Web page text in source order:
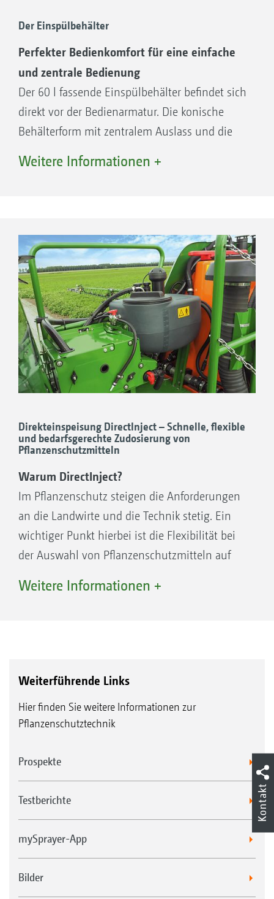
Der Einspülbehälter
Perfekter Bedienkomfort für eine einfache
und zentrale Bedienung
Der 60 l fassende Einspülbehälter befindet sich
direkt vor der Bedienarmatur. Die konische
Behälterform mit zentralem Auslass und die
garantieren eine schnelle, störungsfreie
Absaugleistung von über 200 l/min – für
eine schnelle, störungsfreie Befüllung und
restlose Entleerung
Stufenlos einstellbare Mischdüse – zur
Verhinderung von Verstopfungen bei
pulver- und granulatförmigen Mitteln
Stufenlos einstellbare Hochleistungs-
Ringleitung
kann der Einspülbehälter über die
Spülwasserpumpe während der
Wasserdruck versorgt werden.
Staub- und flüssigkeitsdichter
Einspülbehälterdeckel als praktische
Ablagemöglichkeit mit integrierter
Abtropfvorrichtung
Kanisterreinigungsdüse mit praktischer
Reinigung des Kanisterhalses aktiviert
werden kann
Weitere Informationen +
Direkteinspeisung DirectInject – Schnelle, flexible
und bedarfsgerechte Zudosierung von
Pflanzenschutzmitteln
Warum DirectInject?
Im Pflanzenschutz steigen die Anforderungen
an die Landwirte und die Technik stetig. Ein
wichtiger Punkt hierbei ist die Flexibilität bei
der Auswahl von Pflanzenschutzmitteln auf
häufig notwendig, mit spezifischen Produkten
Strukturen und Gewässern, die der Landwirt
berücksichtigen muss.
AMAZONE bietet mit DirectInject ein System
DirectInject gegenüber konventionellen
Weitere Informationen +
Weiterführende Links
Hier finden Sie weitere Informationen zur
Pflanzenschutztechnik
Prospekte
Testberichte
mySprayer-App
Bilder
Kontakt